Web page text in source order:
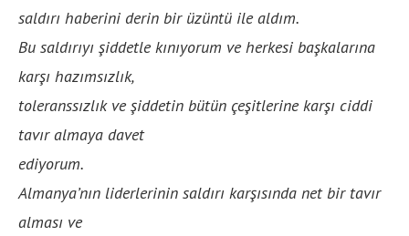
saldırı haberini derin bir üzüntü ile aldım.
Bu saldırıyı şiddetle kınıyorum ve herkesi başkalarına
karşı hazımsızlık,
toleranssızlık ve şiddetin bütün çeşitlerine karşı ciddi
tavır almaya davet
ediyorum.
Almanya’nın liderlerinin saldırı karşısında net bir tavır
alması ve